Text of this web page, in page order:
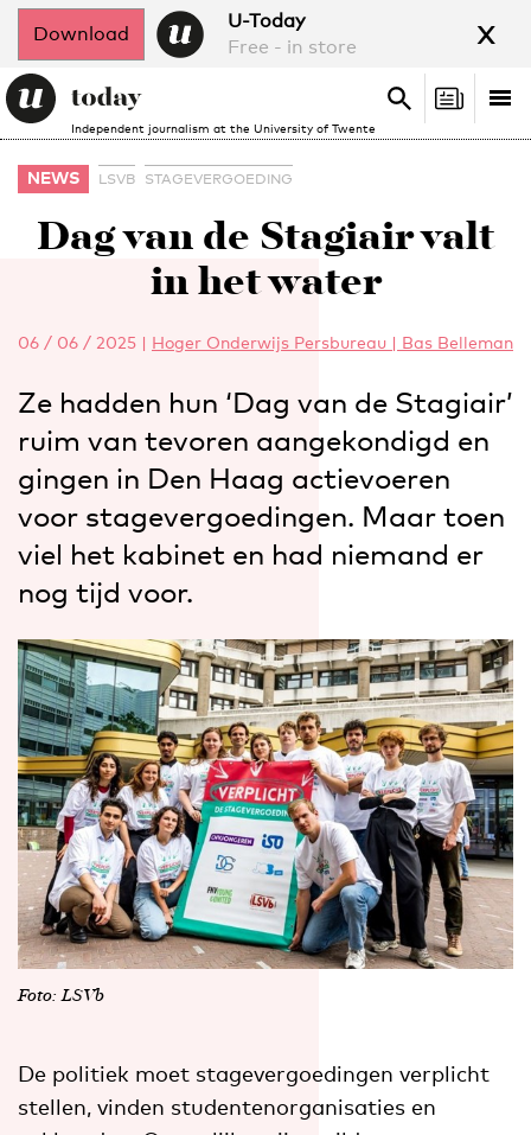
Download
U-Today
Free - in store
x
Independent journalism at the University of Twente
Search
Search
NEWS LSVB STAGEVERGOEDING
Dag van de Stagiair valt
in het water
06 / 06 / 2025 | Hoger Onderwijs Persbureau | Bas Belleman
Ze hadden hun ‘Dag van de Stagiair’
ruim van tevoren aangekondigd en
gingen in Den Haag actievoeren
voor stagevergoedingen. Maar toen
viel het kabinet en had niemand er
nog tijd voor.
Foto: LSVb
De politiek moet stagevergoedingen verplicht
stellen, vinden studentenorganisaties en